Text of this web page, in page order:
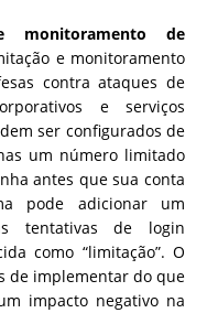
de
e monitoramento
contra ataques de
e serviços
ser configurados de
um número limitado
antes que sua conta
pode adicionar um
tentativas de login
como “limitação”. O
de implementar do que
impacto negativo na